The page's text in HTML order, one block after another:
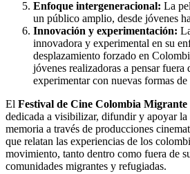
Enfoque intergeneracional: La
un público amplio, desde jóvenes
Innovación y experimentación:
innovadora y experimental en su
desplazamiento forzado en
jóvenes realizadoras a pensar
experimentar con nuevas formas
El Festival de Cine Colombia Migrante
dedicada a visibilizar, difundir y apoyar la
memoria a través de producciones
que relatan las experiencias de los
movimiento, tanto dentro como fuera de
comunidades migrantes y refugiadas.